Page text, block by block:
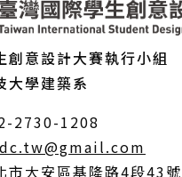
創意設計大賽執行小組
大學建築系
2730-1208
開
市大安區基隆路4段43